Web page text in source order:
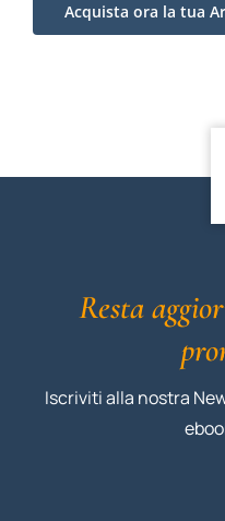
Acquista ora la tua
Resta
Iscriviti alla nostra